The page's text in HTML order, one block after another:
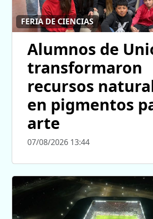
FERIA DE CIENCIAS
Alumnos de
transformaron
recursos
en pigmentos
arte
07/08/2026 13:44